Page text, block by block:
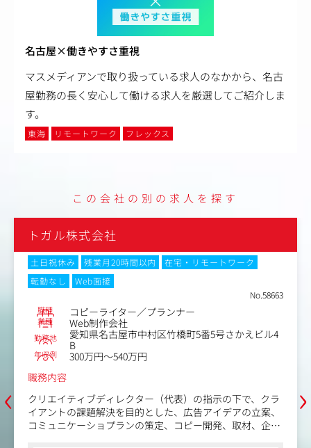
名古屋×働きやすさ重視
マスメディアンで取り扱っている求人のなかから、名古
屋勤務の長く安心して働ける求人を厳選してご紹介しま
す。
東海 リモートワーク フレックス
この会社の別の求人を探す
‹
ートワーク
5号さかえビル4
示の下で、クラ
イデアの立案、
発、取材、企画
土日祝休み 残業月20時間以内
職種 アートディレクター
勤務地
愛知県名古屋市中村区竹橋町5番
年収例
クライアントの課題解決に向けて、あらゆ
用いたコミュニケーション戦略のアートデ
クリエイティブディレクション業務を行っ
›